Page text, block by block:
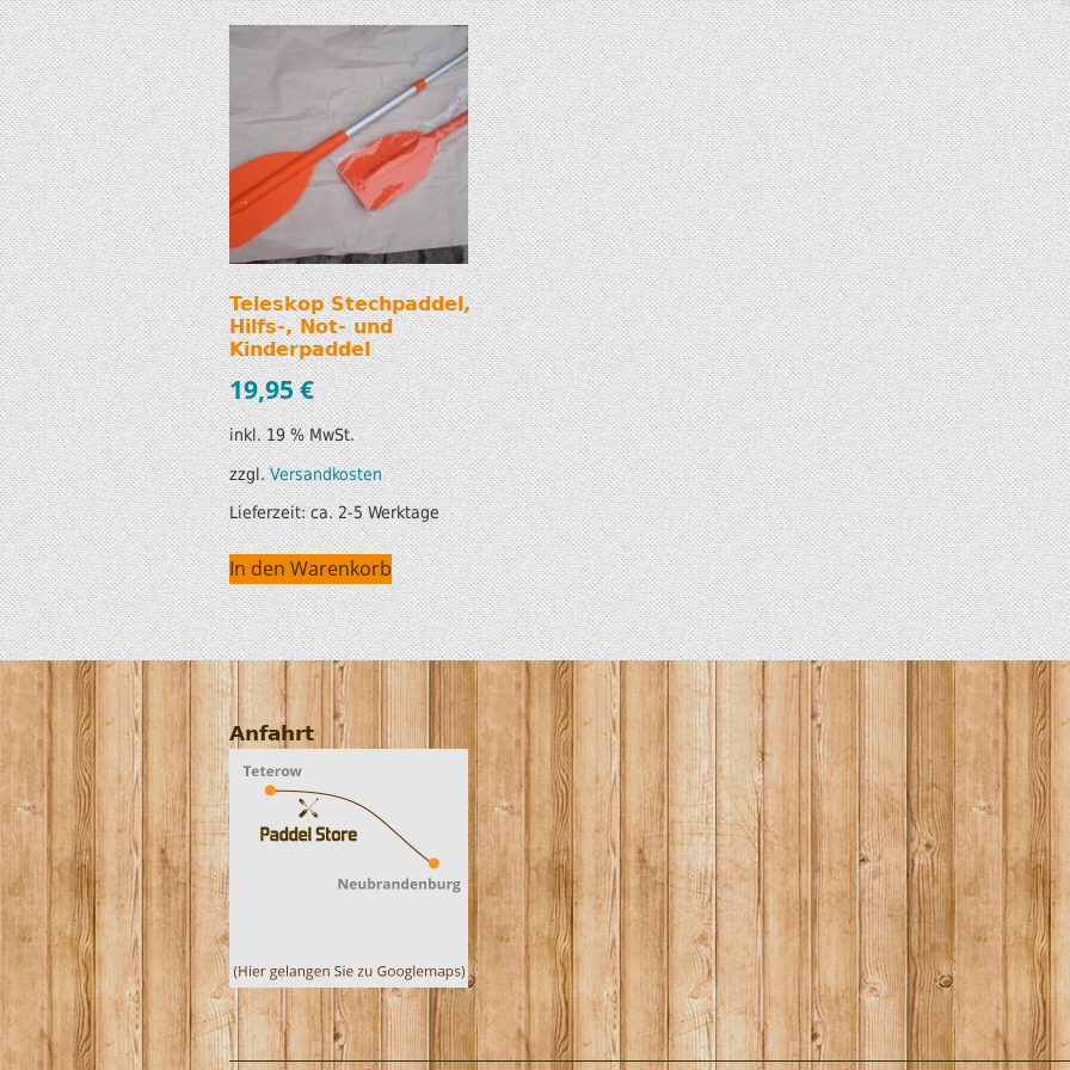
SUP AIR SUP
MODUL KAJAKS
LUFTBOOTE
LEICHTE BOOTE FÜR IHR
WOHNMOBIL
SONDERANGEBOTE/SALE
WILDERNESS
ZUBEHÖR
DOPPELPADDEL
STECHPADDEL
WESTEN &
TRANSPORT &
LAGERUNG
BOOTSWAGEN
SPRITZDECKEN/
LUKENDECKEL
RAM ZUBEHÖR
HOBIE KAJAKS
ELEKTROMOTORE
Teleskop Stechpaddel,
Hilfs-, Not- und
Kinderpaddel
19,95€
inkl. 19 % MwSt.
zzgl.Versandkosten
Lieferzeit:ca. 2-5 Werktage
In den Warenkorb
Anfahrt